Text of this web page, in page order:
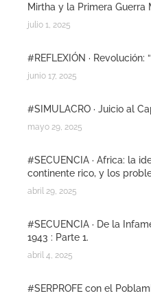
Mirtha y la Primera Guerra
julio 1, 2025
#REFLEXIÓN · Revolución:
junio 17, 2025
#SIMULACRO · Juicio al
mayo 29, 2025
#SECUENCIA · Africa: la
continente rico, y los
abril 29, 2025
#SECUENCIA · De la
1943 : Parte 1.
abril 4, 2025
#SERPROFE con el